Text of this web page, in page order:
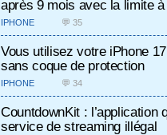
après 9 mois avec la limite
IPHONE 💬 35
Vous utilisez votre iPhone
sans coque de protection
IPHONE 💬 34
CountdownKit : l’application
service de streaming illégal